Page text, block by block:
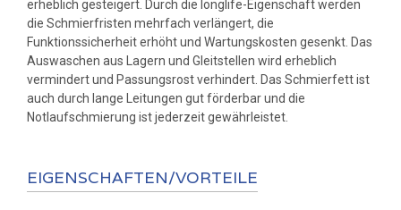
erheblich gesteigert. Durch die longlife-Eigenschaft werden
die Schmierfristen mehrfach verlängert, die
Funktionssicherheit erhöht und Wartungskosten gesenkt. Das
Auswaschen aus Lagern und Gleitstellen wird erheblich
vermindert und Passungsrost verhindert. Das Schmierfett ist
auch durch lange Leitungen gut förderbar und die
Notlaufschmierung ist jederzeit gewährleistet.
EIGENSCHAFTEN/VORTEILE